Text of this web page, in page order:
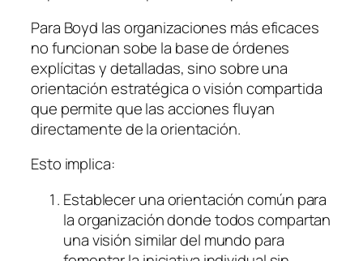
Para Boyd las organizaciones más eficaces
no funcionan sobe la base de órdenes
explícitas y detalladas, sino sobre una
orientación estratégica o visión compartida
que permite que las acciones fluyan
directamente de la orientación.
Esto implica:
Establecer una orientación común para
la organización donde todos compartan
una visión similar del mundo para